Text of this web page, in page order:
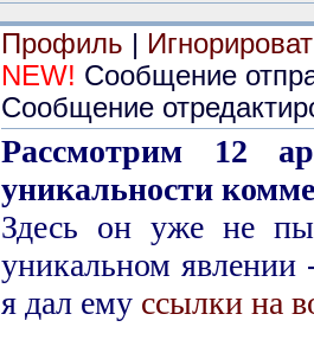
Профиль |
NEW! Сообщение
Сообщение
Рассмотрим 12
уникальности
Здесь он уже не
уникальном явлении
я дал ему ссылки на